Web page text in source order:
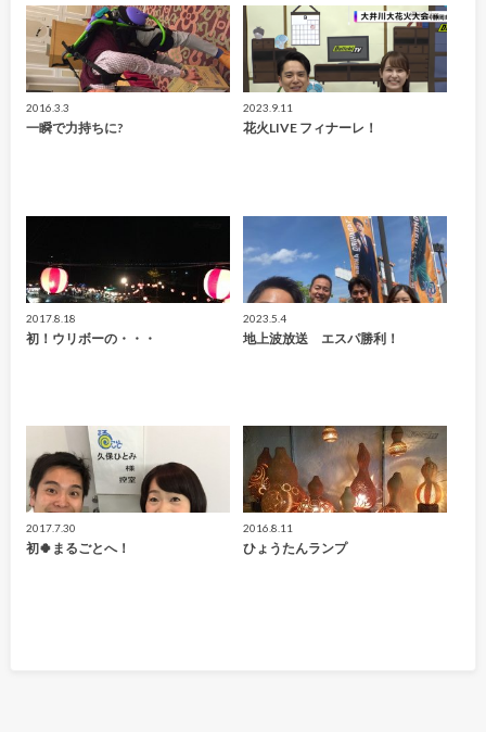
2016.3.3
一瞬で力持ちに?
2023.9.11
花火LIVE フィナーレ！
2017.8.18
初！ウリボーの・・・
2023.5.4
地上波放送 エスパ勝利！
2017.7.30
初🍀まるごとへ！
2016.8.11
ひょうたんランプ